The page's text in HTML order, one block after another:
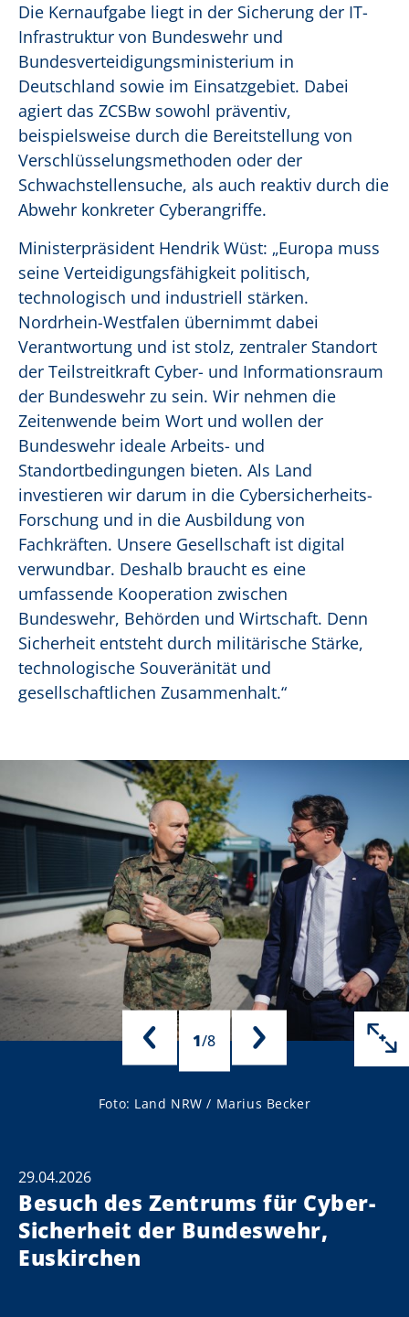
Die Kernaufgabe liegt in der Sicherung der IT-
Infrastruktur von Bundeswehr und
Bundesverteidigungsministerium in
Deutschland sowie im Einsatzgebiet. Dabei
agiert das ZCSBw sowohl präventiv,
beispielsweise durch die Bereitstellung von
Verschlüsselungsmethoden oder der
Schwachstellensuche, als auch reaktiv durch die
Abwehr konkreter Cyberangriffe.
Ministerpräsident Hendrik Wüst: „Europa muss
seine Verteidigungsfähigkeit politisch,
technologisch und industriell stärken.
Nordrhein-Westfalen übernimmt dabei
Verantwortung und ist stolz, zentraler Standort
der Teilstreitkraft Cyber- und Informationsraum
der Bundeswehr zu sein. Wir nehmen die
Zeitenwende beim Wort und wollen der
Bundeswehr ideale Arbeits- und
Standortbedingungen bieten. Als Land
investieren wir darum in die Cybersicherheits-
Forschung und in die Ausbildung von
Fachkräften. Unsere Gesellschaft ist digital
verwundbar. Deshalb braucht es eine
umfassende Kooperation zwischen
Bundeswehr, Behörden und Wirtschaft. Denn
Sicherheit entsteht durch militärische Stärke,
technologische Souveränität und
gesellschaftlichen Zusammenhalt.“
1/8
Foto: Land NRW / Marius Becker
29.04.2026
Besuch des Zentrums für Cyber-
Sicherheit der Bundeswehr,
Euskirchen